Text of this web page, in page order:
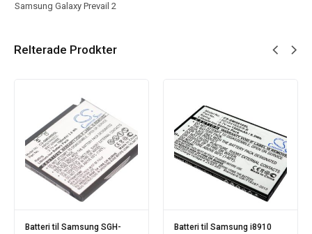
Samsung Galaxy Prevail 2
Relterade Prodkter
Batteri til Samsung SGH-
Batteri til Samsung i8910